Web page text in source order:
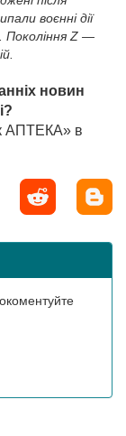
воєнні дії
Покоління Z —
новин
АПТЕКА» в